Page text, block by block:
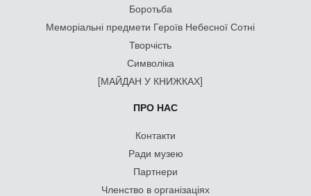
Боротьба
Меморіальні предмети Героїв Небесної Сотні
Творчість
Символіка
[МАЙДАН У КНИЖКАХ]
ПРО НАС
Контакти
Ради музею
Партнери
Членство в організаціях